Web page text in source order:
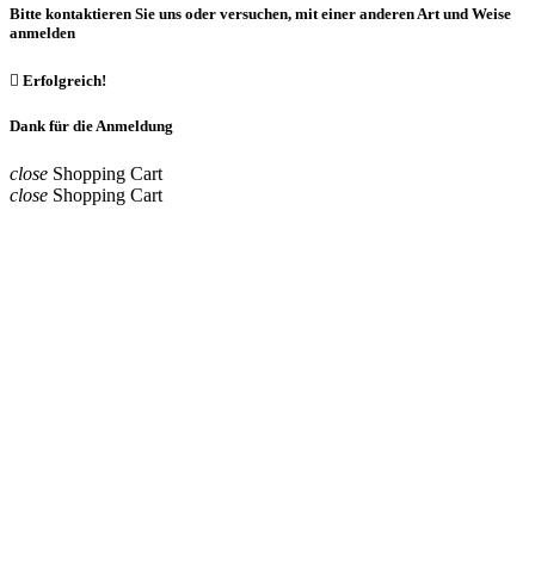
Bitte kontaktieren Sie uns oder versuchen, mit einer anderen Art und Weise
anmelden
 Erfolgreich!
Dank für die Anmeldung
close Shopping Cart
close Shopping Cart